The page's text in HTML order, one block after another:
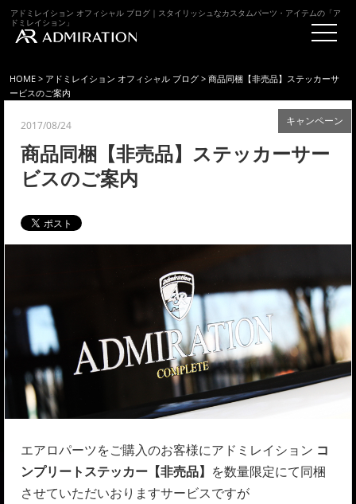
アドミレイション オフィシャル ブログ｜スタイリッシュなカスタムパーツ・アイテムの「ア
ドミレイション」
HOME > アドミレイション オフィシャル ブログ > 商品同梱【非売品】ステッカーサ
ービスのご案内
キャンペーン
2017/08/24
商品同梱【非売品】ステッカーサー
ビスのご案内
エアロパーツをご購入のお客様にアドミレイション コ
ンプリートステッカー【非売品】 を数量限定にて同梱
させていただいおりますサービスですが